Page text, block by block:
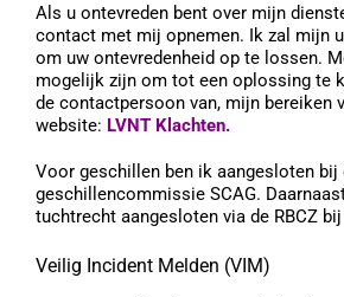
Als u ontevreden bent over mijn
contact met mij opnemen. Ik zal mijn
om uw ontevredenheid op te lossen.
mogelijk zijn om tot een oplossing te
de contactpersoon van, mijn bereiken
website: LVNT Klachten.
Voor geschillen ben ik aangesloten
geschillencommissie SCAG.
tuchtrecht aangesloten via de RBCZ bij
Veilig Incident Melden (VIM)